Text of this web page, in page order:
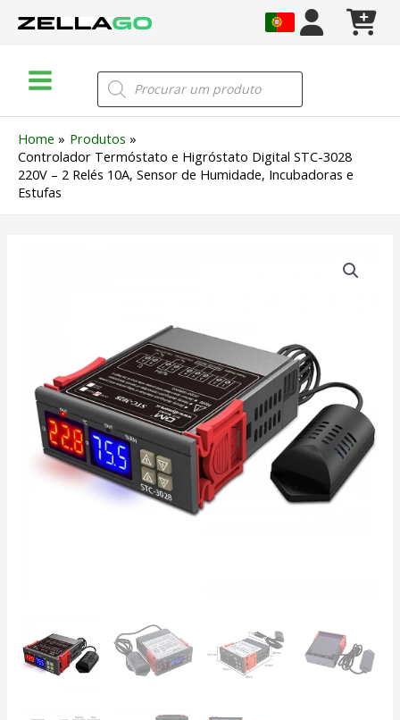
Menu
Products
search
Home
Produtos
Controlador Termóstato e Higróstato Digital STC-3028
220V – 2 Relés 10A, Sensor de Humidade, Incubadoras e
Estufas
Digital
STC-
3028
220V
Estufas